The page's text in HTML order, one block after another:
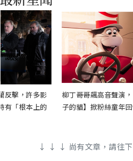
反擊，許多影
有「根本上的
柳丁哥哥飆高音聲演
子的貓】掀粉絲童年
↓ ↓ ↓ 尚有文章，請往